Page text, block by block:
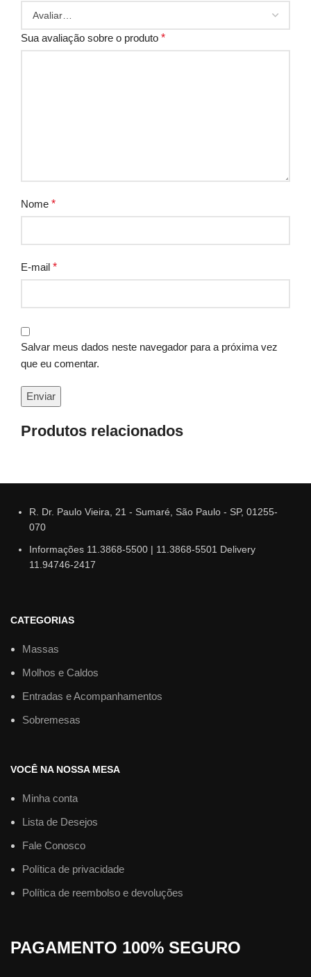
Sua avaliação sobre o produto *
Nome *
E-mail *
Salvar meus dados neste navegador para a próxima vez
que eu comentar.
Produtos relacionados
R. Dr. Paulo Vieira, 21 - Sumaré, São Paulo - SP, 01255-
070
Informações 11.3868-5500 | 11.3868-5501 Delivery
11.94746-2417
CATEGORIAS
Massas
Molhos e Caldos
Entradas e Acompanhamentos
Sobremesas
VOCÊ NA NOSSA MESA
Minha conta
Lista de Desejos
Fale Conosco
Política de privacidade
Política de reembolso e devoluções
PAGAMENTO 100% SEGURO